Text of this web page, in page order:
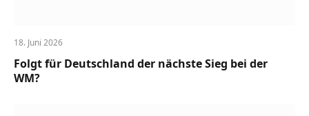
18. Juni 2026
Folgt für Deutschland der nächste Sieg bei der
WM?